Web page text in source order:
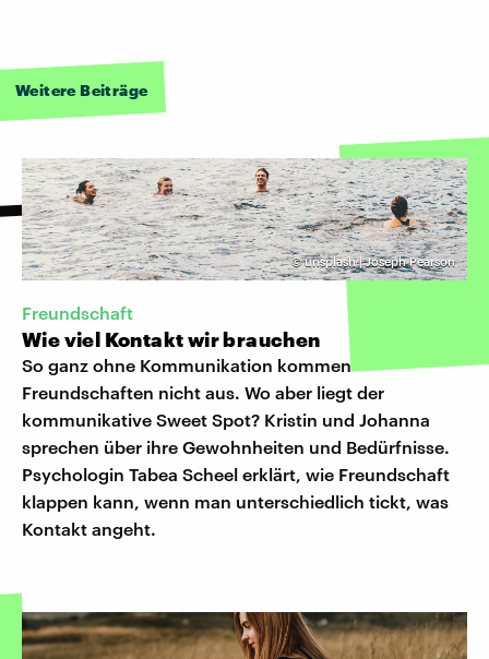
Weitere Beiträge
©unsplash | Joseph Pearson
Freundschaft
Wie viel Kontakt wir brauchen
So ganz ohne Kommunikation kommen
Freundschaften nicht aus. Wo aber liegt der
kommunikative Sweet Spot? Kristin und Johanna
sprechen über ihre Gewohnheiten und Bedürfnisse.
Psychologin Tabea Scheel erklärt, wie Freundschaft
klappen kann, wenn man unterschiedlich tickt, was
Kontakt angeht.